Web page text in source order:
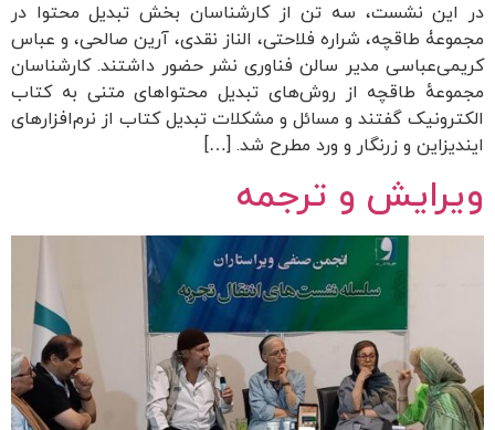
در این نشست، سه تن از کارشناسان بخش تبدیل محتوا در
مجموعۀ طاقچه، شراره فلاحتی، الناز نقدی، آرین صالحی، و عباس
کریمی‌عباسی مدیر سالن فناوری نشر حضور داشتند. کارشناسان
مجموعهٔ طاقچه از روش‌های تبدیل محتواهای متنی به کتاب
الکترونیک گفتند و مسائل و مشکلات تبدیل کتاب از نرم‌افزارهای
ایندیزاین و زرنگار و ورد مطرح شد. […]
ویرایش و ترجمه